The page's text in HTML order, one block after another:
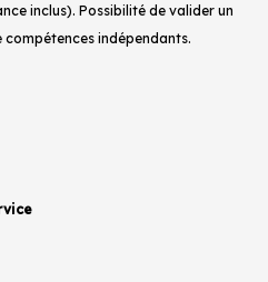
inclus). Possibilité de valider un
compétences indépendants.